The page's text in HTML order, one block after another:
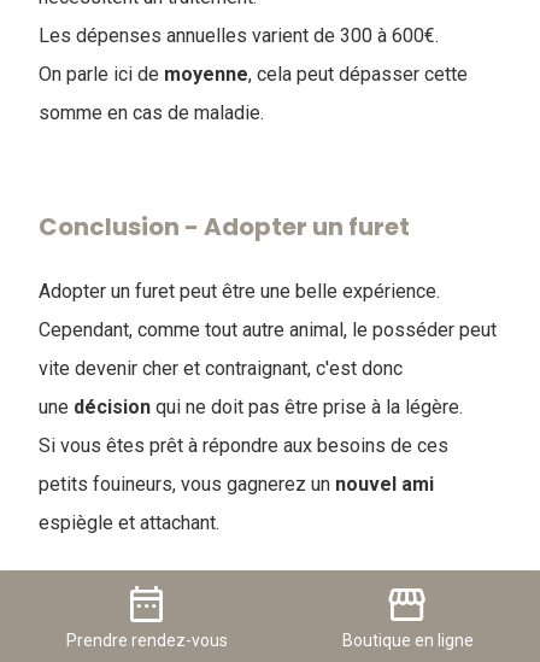
Les dépenses annuelles varient de 300 à 600€.
On parle ici de moyenne, cela peut dépasser cette
somme en cas de maladie.
Conclusion - Adopter un furet
Adopter un furet peut être une belle expérience.
Cependant, comme tout autre animal, le posséder peut
vite devenir cher et contraignant, c'est donc
une décision qui ne doit pas être prise à la légère.
Si vous êtes prêt à répondre aux besoins de ces
petits fouineurs, vous gagnerez un nouvel ami
espiègle et attachant.
date_range
Prendrerendez-vous
storefront
Boutique en ligne